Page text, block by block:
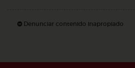
Denunciar contenido inapropiado